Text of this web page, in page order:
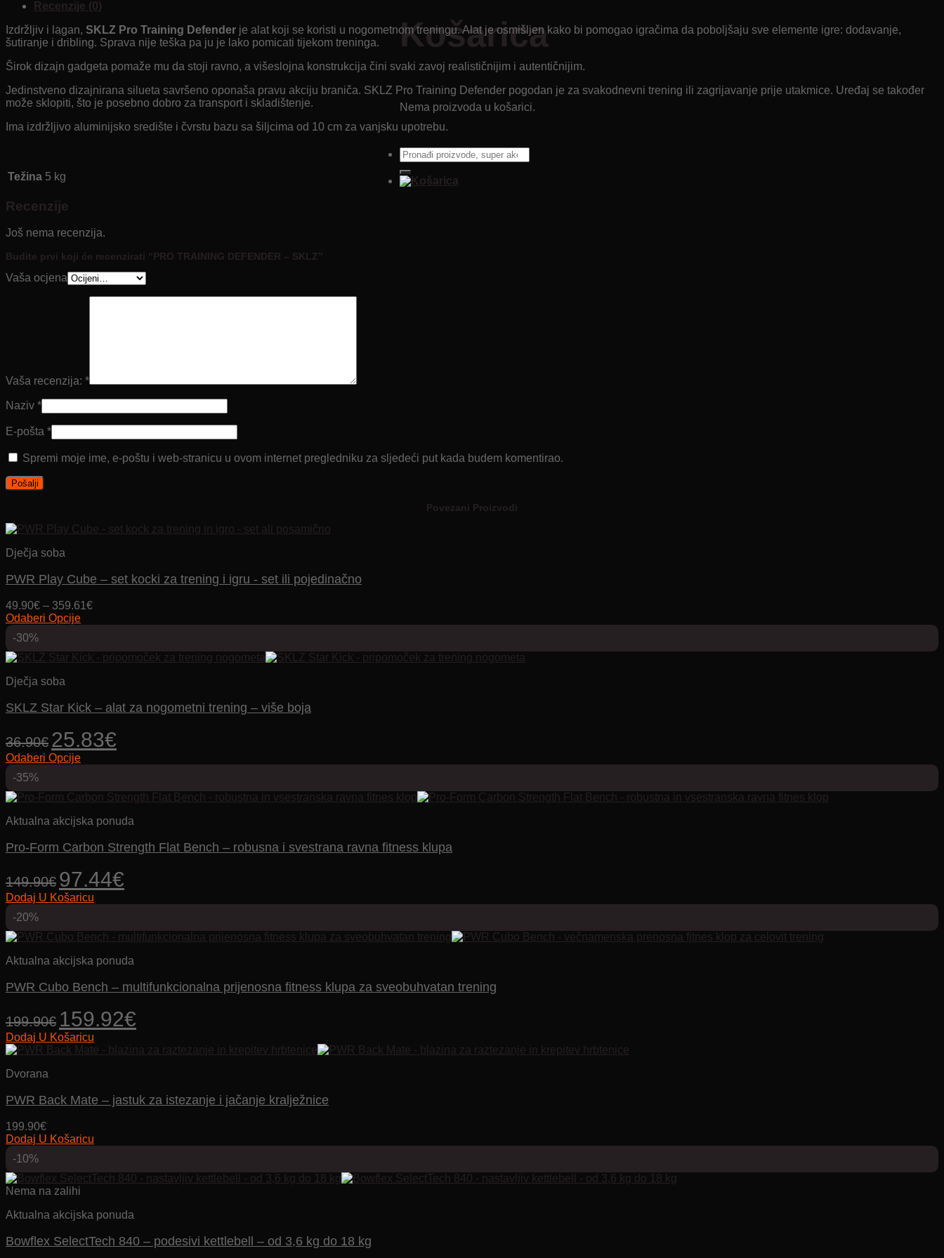
Košarica
Nema proizvoda u košarici.
Pretraži:
Recenzije (0)
Izdržljiv i lagan, SKLZ Pro Training Defender je alat koji se koristi u nogometnom treningu. Alat je osmišljen kako bi pomogao igračima da poboljšaju sve elemente igre: dodavanje,
šutiranje i dribling. Sprava nije teška pa ju je lako pomicati tijekom treninga.
Širok dizajn gadgeta pomaže mu da stoji ravno, a višeslojna konstrukcija čini svaki zavoj realističnijim i autentičnijim.
Jedinstveno dizajnirana silueta savršeno oponaša pravu akciju braniča. SKLZ Pro Training Defender pogodan je za svakodnevni trening ili zagrijavanje prije utakmice. Uređaj se također
može sklopiti, što je posebno dobro za transport i skladištenje.
Ima izdržljivo aluminijsko središte i čvrstu bazu sa šiljcima od 10 cm za vanjsku upotrebu.
Težina 5 kg
Recenzije
Još nema recenzija.
Budite prvi koji će recenzirati “PRO TRAINING DEFENDER – SKLZ”
Vaša ocjena
Vaša recenzija: *
Naziv *
E-pošta *
Spremi moje ime, e-poštu i web-stranicu u ovom internet pregledniku za sljedeći put kada budem komentirao.
Povezani Proizvodi
Dječja soba
PWR Play Cube – set kocki za trening i igru ​​- set ili pojedinačno
49.90€ – 359.61 €Price
359.61€
Odaberi Opcije
Ovaj
proizvod
ima
varijanti.
se
na
stranici
proizvoda
-30%
Dječja soba
SKLZ Star Kick – alat za nogometni trening – više boja
36.90€
Izvorna
cijena
bila
25.83€cijena
Odaberi Opcije
Ovaj
proizvod
ima
varijanti.
se
na
stranici
proizvoda
-35%
Aktualna akcijska ponuda
Pro-Form Carbon Strength Flat Bench – robusna i svestrana ravna fitness klupa
149.90€
Izvorna
cijena
bila
97.44€cijena
Dodaj U Košaricu
-20%
Aktualna akcijska ponuda
PWR Cubo Bench – multifunkcionalna prijenosna fitness klupa za sveobuhvatan trening
199.90€
Izvorna
cijena
bila
je:
159.92€cijena
159.92€.
Dodaj U Košaricu
Dvorana
PWR Back Mate – jastuk za istezanje i jačanje kralježnice
199.90€
Dodaj U Košaricu
-10%
Nema na zalihi
Aktualna akcijska ponuda
Bowflex SelectTech 840 – podesivi kettlebell – od 3,6 kg do 18 kg